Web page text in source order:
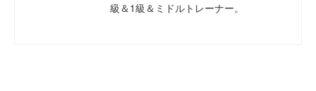
級＆1級＆ミドルトレーナー。